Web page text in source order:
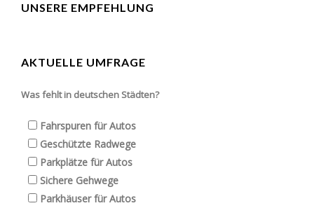
UNSERE EMPFEHLUNG
AKTUELLE UMFRAGE
Was fehlt in deutschen Städten?
Fahrspuren für Autos
Geschützte Radwege
Parkplätze für Autos
Sichere Gehwege
Parkhäuser für Autos